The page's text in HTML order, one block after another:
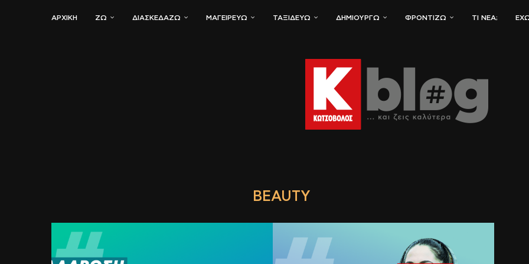
ΑΡΧΙΚΗ ΖΏ ΔΙΑΣΚΕΔΆΖΩ ΜΑΓΕΙΡΕΎΩ ΤΑΞΙΔΕΎΩ ΔΗΜΙΟΥΡΓΏ ΦΡΟΝΤΊΖΩ ΤΙ ΝΈΑ;
BEAUTY